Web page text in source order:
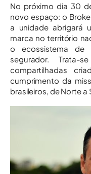
No próximo dia 30
novo espaço: o
a unidade abrigará
marca no território
o ecossistema de
segurador.
compartilhadas
cumprimento da
brasileiros, de Norte a